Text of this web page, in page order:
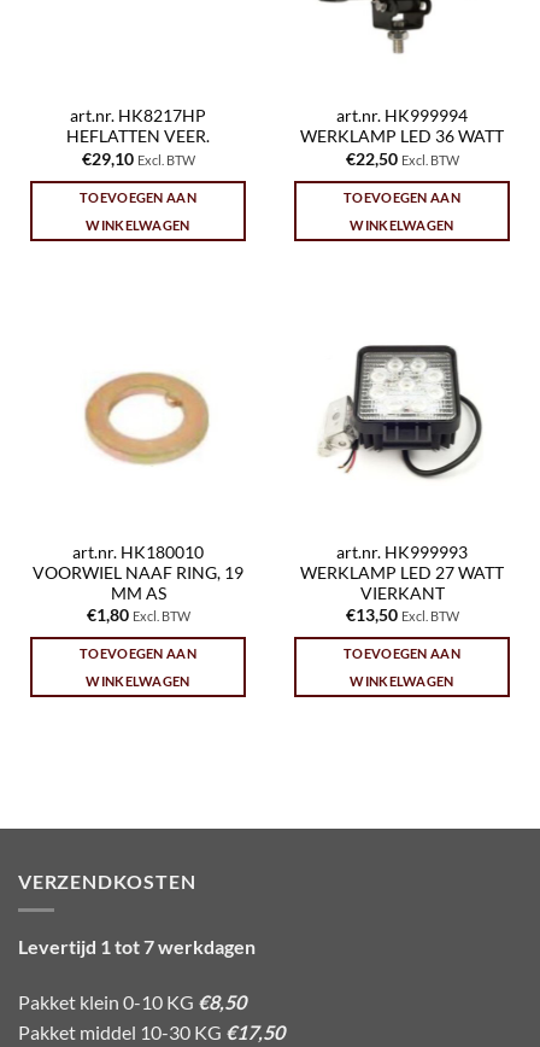
art.nr. HK8217HP
HEFLATTEN VEER.
€29,10 Excl. BTW
TOEVOEGEN AAN
WINKELWAGEN
art.nr. HK999994
WERKLAMP LED 36 WATT
€22,50 Excl. BTW
TOEVOEGEN AAN
WINKELWAGEN
art.nr. HK180010
VOORWIEL NAAF RING, 19
MM AS
€1,80 Excl. BTW
TOEVOEGEN AAN
WINKELWAGEN
art.nr. HK999993
WERKLAMP LED 27 WATT
VIERKANT
€13,50 Excl. BTW
TOEVOEGEN AAN
WINKELWAGEN
VERZENDKOSTEN
Levertijd 1 tot 7 werkdagen
Pakket klein 0-10 KG €8,50
Pakket middel 10-30 KG €17,50